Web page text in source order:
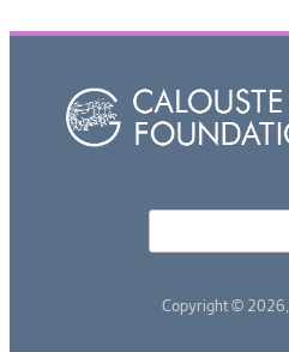
Copyright © 2026,